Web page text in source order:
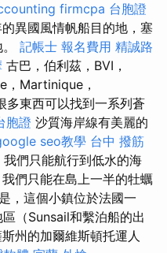
firmcpa 台胞證
異國風情帆船目的地，塞
記帳士 報名費用 精誠路
古巴，伯利茲，BVI，
，Martinique，
多東西可以找到一系列蒼
胞證 沙質海岸線有美麗的
seo教學 台中 撥筋
們只能航行到低水的海
們只能在島上一半的牡蠣
，這個小鎮位於法國一
（Sunsail和繫泊船的出
州的加爾維斯頓托運人